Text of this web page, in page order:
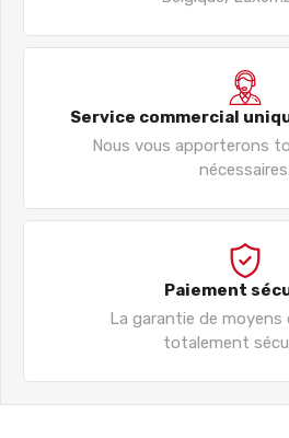
Service commercial
Nous vous apporterons
nécessaires.
Paiement
La garantie de moyens
totalement